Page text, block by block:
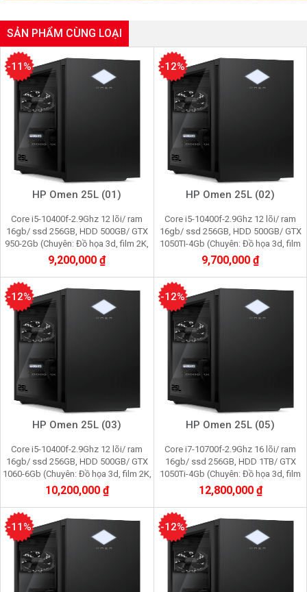
SẢN PHẨM CÙNG LOẠI
HP Omen 25L (01)
Core i5-10400f-2.9Ghz 12 lõi/ ram
16gb/ ssd 256GB, HDD 500GB/ GTX
950-2Gb (Chuyên: Đồ họa 3d, film 2K,
cầy Pi node, youtube, facebook,
gaming)
9,200,000 ₫
-11%
HP Omen 25L (02)
Core i5-10400f-2.9Ghz 12 lõi/ ram
16gb/ ssd 256GB, HDD 500GB/ GTX
1050TI-4Gb (Chuyên: Đồ họa 3d, film
2K, cầy Pi node, youtube, facebook,
gaming)
9,700,000 ₫
-12%
HP Omen 25L (03)
Core i5-10400f-2.9Ghz 12 lõi/ ram
16gb/ ssd 256GB, HDD 500GB/ GTX
1060-6Gb (Chuyên: Đồ họa 3d, film 2K,
cầy Pi node, youtube, facebook,
gaming)
10,200,000 ₫
-12%
HP Omen 25L (05)
Core i7-10700f-2.9Ghz 16 lõi/ ram
16gb/ ssd 256GB, HDD 1TB/ GTX
1050Ti-4Gb (Chuyên: Đồ họa 3d, film
2K, cầy Pi node, youtube, facebook,
gaming)
12,800,000 ₫
-12%
-11% -12%